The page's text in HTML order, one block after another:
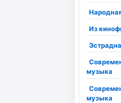
Из
музыка
музыка